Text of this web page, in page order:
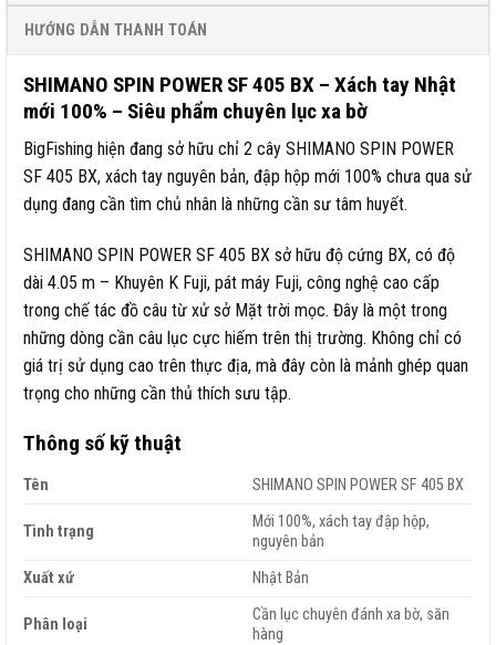
HƯỚNG DẪN THANH TOÁN
SHIMANO SPIN POWER SF 405 BX – Xách tay Nhật
mới 100% – Siêu phẩm chuyên lục xa bờ
BigFishing hiện đang sở hữu chỉ 2 cây SHIMANO SPIN POWER
SF 405 BX, xách tay nguyên bản, đập hộp mới 100% chưa qua sử
dụng đang cần tìm chủ nhân là những cần sư tâm huyết.
SHIMANO SPIN POWER SF 405 BX sở hữu độ cứng BX, có độ
dài 4.05 m – Khuyên K Fuji, pát máy Fuji, công nghệ cao cấp
trong chế tác đồ câu từ xử sở Mặt trời mọc. Đây là một trong
những dòng cần câu lục cực hiếm trên thị trường. Không chỉ có
giá trị sử dụng cao trên thực địa, mà đây còn là mảnh ghép quan
trọng cho những cần thủ thích sưu tập.
Thông số kỹ thuật
Tên SHIMANO SPIN POWER SF 405 BX
Tình trạng
Mới 100%, xách tay đập hộp,
nguyên bản
Xuất xứ
Nhật Bản
Phân loại
Cần lục chuyên đánh xa bờ, săn
hàng